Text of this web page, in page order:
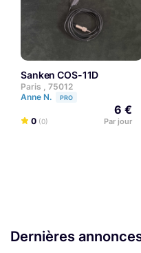
Sanken COS-11D
Paris , 75012
Anne N.
PRO
0 (0)
6 €
Par jour
Dernières